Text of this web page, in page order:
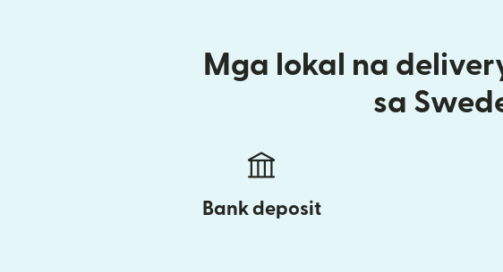
Mga lokal na
sa
Bank deposit